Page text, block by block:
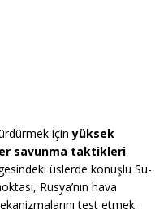
içinyüksek
savunma taktikleri
üslerde konuşlu Su-
Rusya’nın hava
test etmek.